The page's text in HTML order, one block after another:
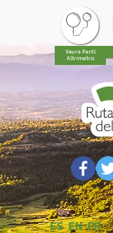
Veure Perfil
Altrimetric
ES EN FR